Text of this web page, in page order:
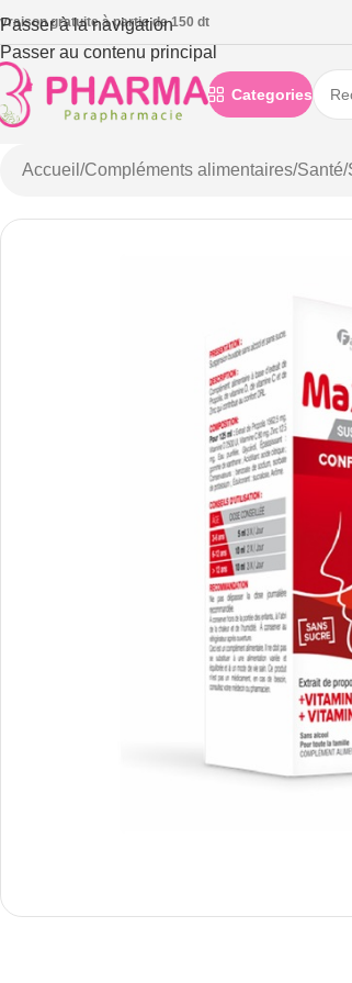
Passer à la navigation
Passer au contenu principal
gratuite à partie de 150 dt
Categories
Accueil /Compléments alimentaires/Santé/